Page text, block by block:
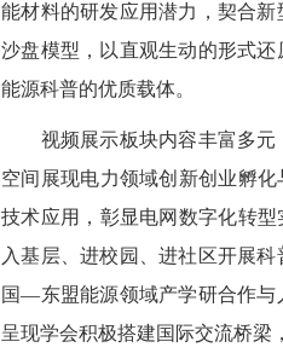
能材料的研发应用潜力，契合
沙盘模型，以直观生动的形式
能源科普的优质载体。
视频展示板块内容丰富多元
空间展现电力领域创新创业孵化
技术应用，彰显电网数字化转型
入基层、进校园、进社区开展科
国—东盟能源领域产学研合作与
呈现学会积极搭建国际交流桥梁